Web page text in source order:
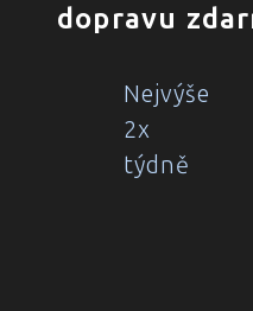
dopravu
Nejvýše
2x
týdně